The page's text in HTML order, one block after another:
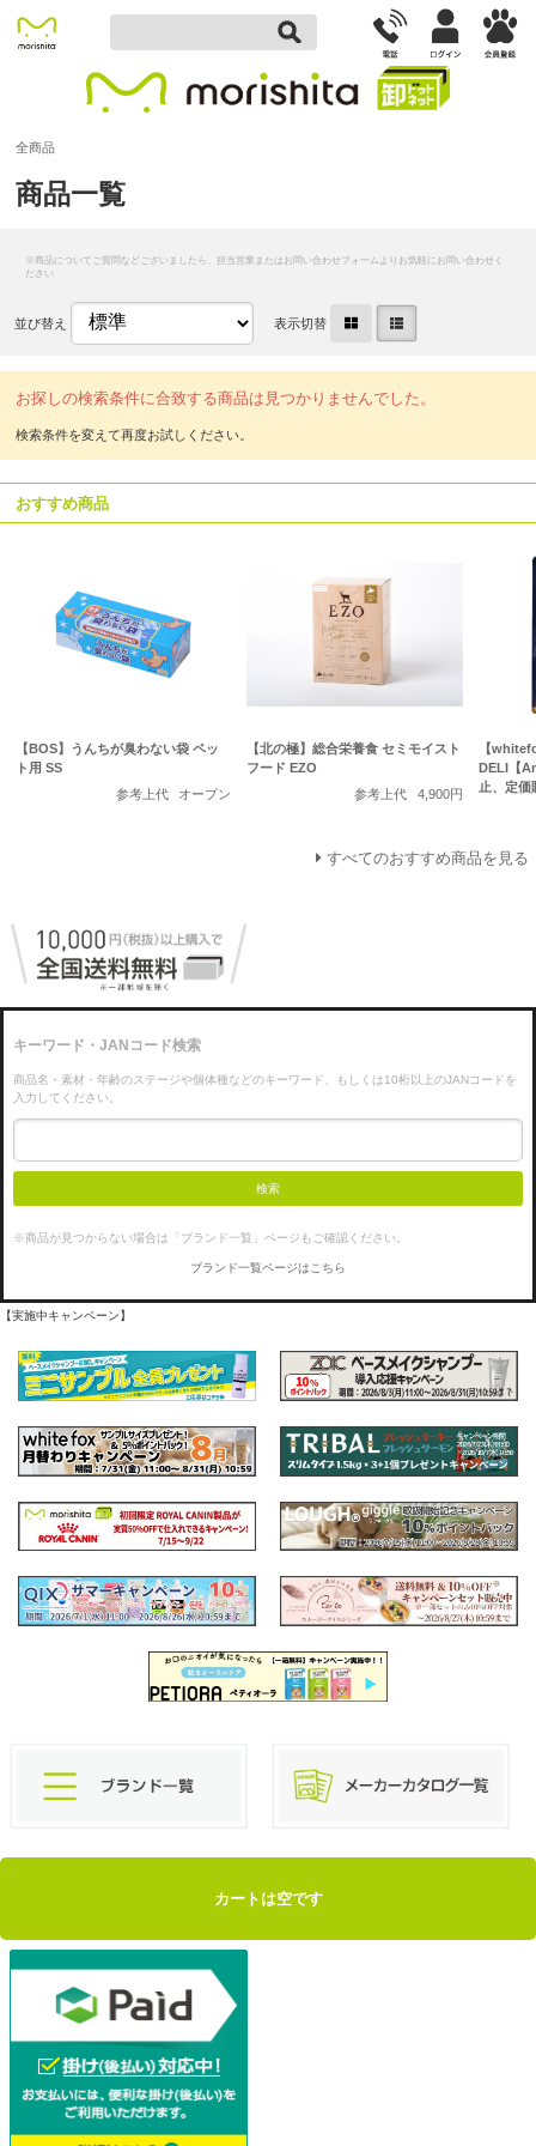
全商品
商品一覧
並び替え 表示切替
お探しの検索条件に合致する商品は見つかりませんでした。
おすすめ商品
【BOS】うんちが臭わない袋 ペッ
ト用 SS
参考上代
オープン
【北の極】総合栄養食 セミモイスト
フード EZO
参考上代
4,900円
【
DELI【
止、定価
すべてのおすすめ商品を見る
キーワード・JANコード検索
商品名・素材・年齢のステージや個体種などのキーワード、もしくは10桁以上のJANコードを
入力してください。
検索
※商品が見つからない場合は「ブランド一覧」ページもご確認ください。
ブランド一覧ページはこちら
【実施中キャンペーン】
カートは空です